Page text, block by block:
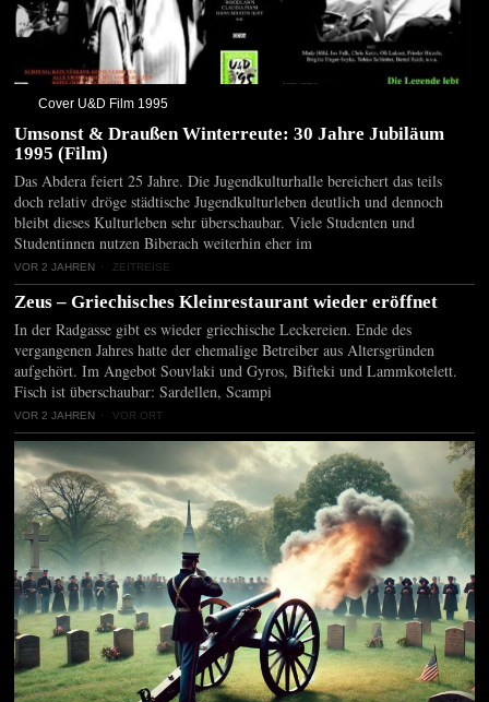
Cover U&D Film 1995
Umsonst & Draußen Winterreute: 30 Jahre Jubiläum
1995 (Film)
Das Abdera feiert 25 Jahre. Die Jugendkulturhalle bereichert das teils
doch relativ dröge städtische Jugendkulturleben deutlich und dennoch
bleibt dieses Kulturleben sehr überschaubar. Viele Studenten und
Studentinnen nutzen Biberach weiterhin eher im
VOR 2 JAHREN ZEITREISE
Zeus – Griechisches Kleinrestaurant wieder eröffnet
In der Radgasse gibt es wieder griechische Leckereien. Ende des
vergangenen Jahres hatte der ehemalige Betreiber aus Altersgründen
aufgehört. Im Angebot Souvlaki und Gyros, Bifteki und Lammkotelett.
Fisch ist überschaubar: Sardellen, Scampi
VOR 2 JAHREN VOR ORT